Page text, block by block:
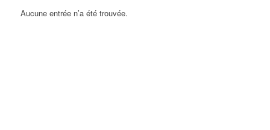
Aucune entrée n’a été trouvée.